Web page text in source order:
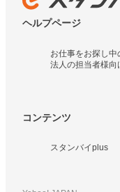
ヘルプページ
お仕事をお探し中
法人の担当者様向
コンテンツ
スタンバイplus